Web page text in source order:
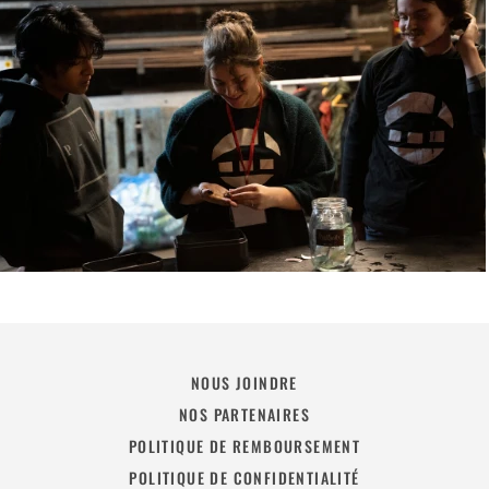
NOUS JOINDRE
NOS PARTENAIRES
POLITIQUE DE REMBOURSEMENT
POLITIQUE DE CONFIDENTIALITÉ